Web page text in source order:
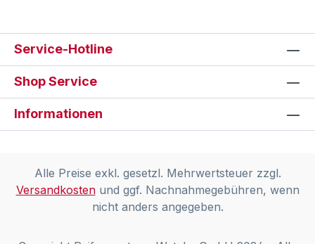
Service-Hotline
Shop Service
Informationen
Alle Preise exkl. gesetzl. Mehrwertsteuer zzgl.
Versandkostenund ggf. Nachnahmegebühren, wenn
nicht anders angegeben.